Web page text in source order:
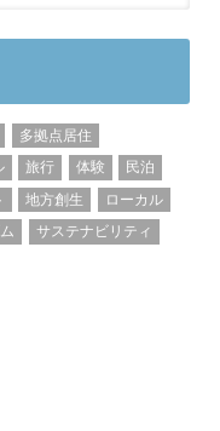
多拠点居住
旅行 体験
民泊
地方創生
ローカル
サステナビリティ